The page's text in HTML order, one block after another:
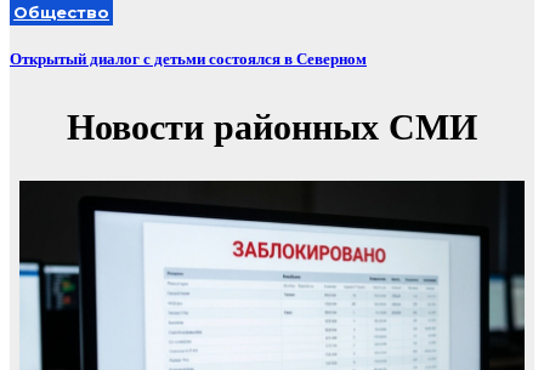
Общество
Открытый диалог с детьми состоялся в Северном